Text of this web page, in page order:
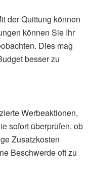
der Quittung können
können Sie Ihr
Dies mag
besser zu
Werbeaktionen,
sofort überprüfen, ob
Zusatzkosten
Beschwerde oft zu